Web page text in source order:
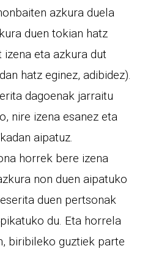
azkura duela
duen tokian hatz
izena eta azkura dut
hatz eginez, adibidez).
dagoenak jarraitu
nire izena esanez eta
aipatuz.
horrek bere izena
non duen aipatuko
duen pertsonak
du. Eta horrela
biribileko guztiek parte